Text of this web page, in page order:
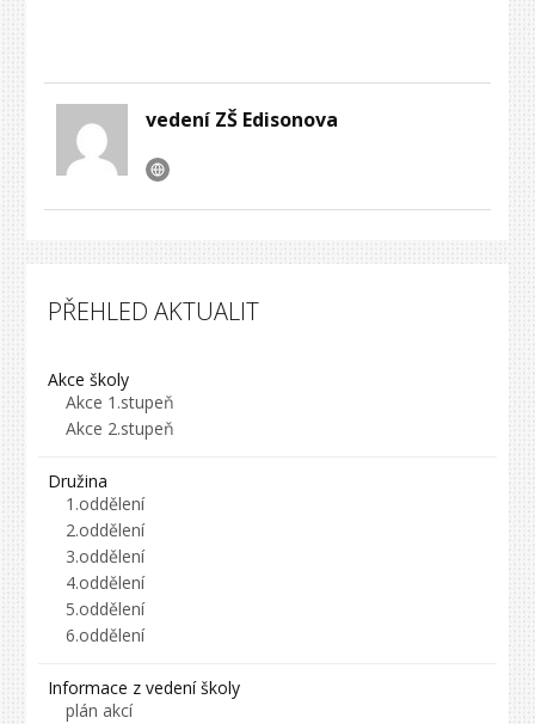
vedení ZŠ Edisonova
PŘEHLED AKTUALIT
Akce školy
Akce 1.stupeň
Akce 2.stupeň
Družina
1.oddělení
2.oddělení
3.oddělení
4.oddělení
5.oddělení
6.oddělení
Informace z vedení školy
plán akcí